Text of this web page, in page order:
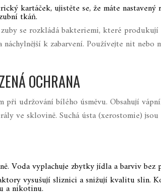
kartáček, ujistěte se, že máte
tkáň.
se rozkládá bakteriemi, které
k zabarvení. Používejte nit nebo
OCHRANA
při udržování bílého úsměvu. Obsahují
ve sklovině. Suchá ústa (xerostomie) jsou
Voda vyplachuje zbytky jídla a barviv
vysušují sliznici a snižují kvalitu slin.
a nikotinu.